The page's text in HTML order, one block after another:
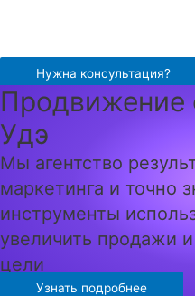
содержимому
Нужна консультация?
Продвижение
Удэ
Мы агентство
маркетинга и точно
инструменты
увеличить продажи
цели
Узнать подробнее